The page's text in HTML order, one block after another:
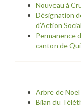
Nouveau à
Désignation
d’Action
Permanence
canton de
Arbre de
Bilan du